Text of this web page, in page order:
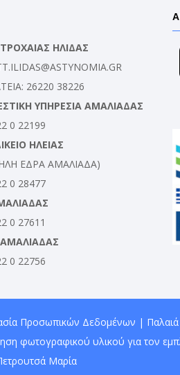
ΗΛΙΔΑΣ
26220 38226
ΥΠΗΡΕΣΙΑ ΑΜΑΛΙΑΔΑΣ
0 22199
ΗΛΕΙΑΣ
ΕΔΡΑ ΑΜΑΛΙΑΔΑ)
0 28477
0 27611
0 22756
Προσωπικών Δεδομένων |
φωτογραφικού υλικού για τον
Μαρία